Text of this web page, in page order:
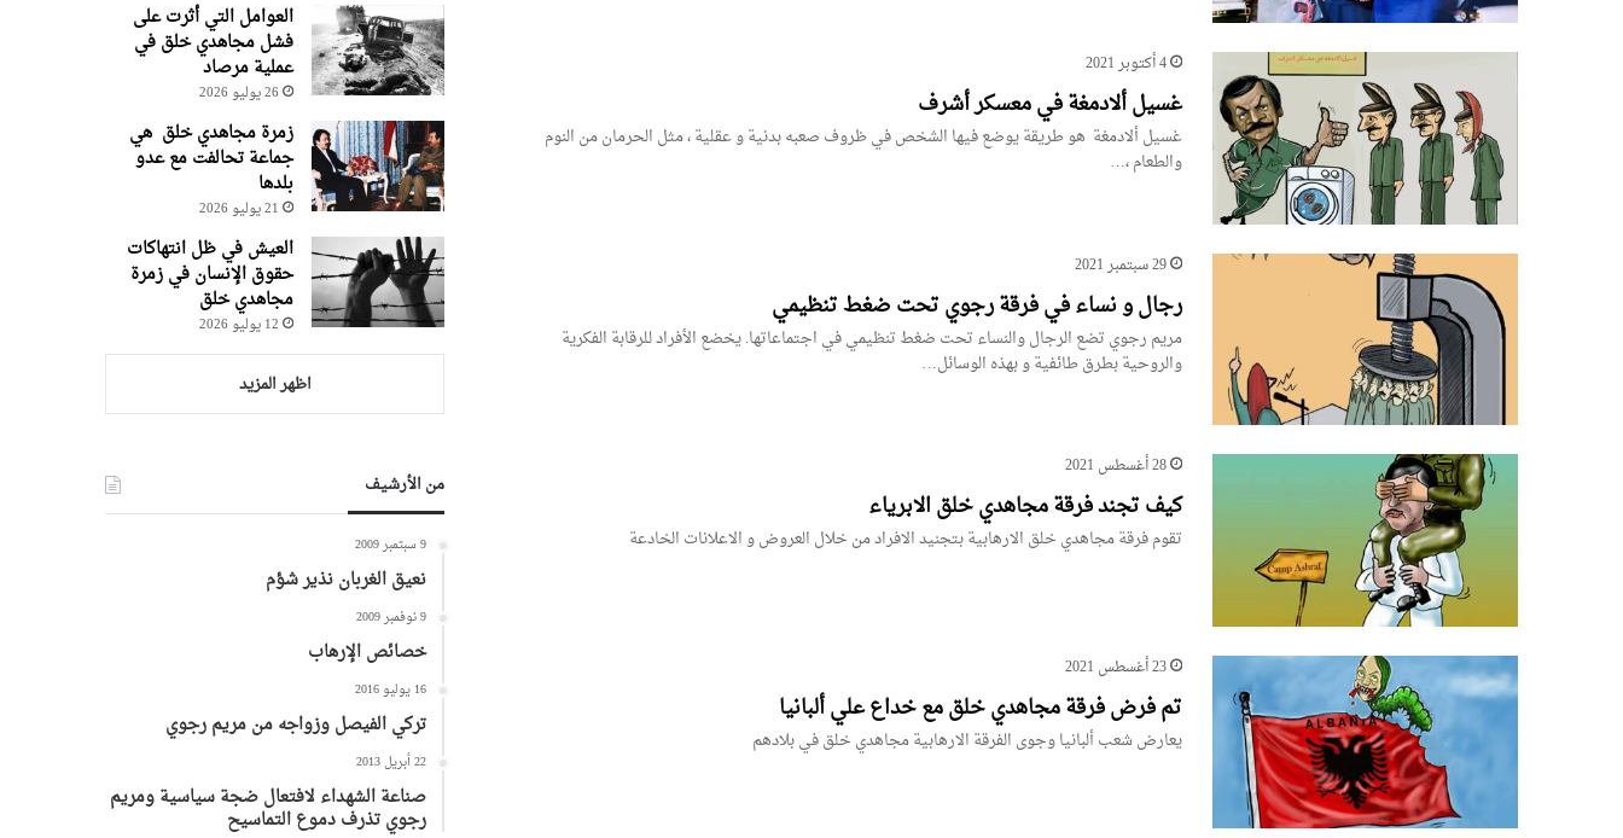
4 أكتوبر 2021
غسيل ألادمغة في معسكر أشرف
غسيل ألادمغة هو طريقة يوضع فيها الشخص في ظروف صعبه بدنية و عقلية ، مثل الحرمان من النوم
والطعام ،…
29 سبتمبر 2021
رجال و نساء في فرقة رجوي تحت ضغط تنظيمي
مريم رجوي تضع الرجال والنساء تحت ضغط تنظيمي في اجتماعاتها. يخضع الأفراد للرقابة الفكرية
والروحية بطرق طائفية و بهذه الوسائل…
28 أغسطس 2021
كيف تجند فرقة مجاهدي خلق الابرياء
تقوم فرقة مجاهدي خلق الارهابية بتجنيد الافراد من خلال العروض و الاعلانات الخادعة
23 أغسطس 2021
تم فرض فرقة مجاهدي خلق مع خداع علي ألبانيا
يعارض شعب ألبانيا وجوى الفرقة الارهابية مجاهدي خلق في بلادهم
العوامل التي أثرت على
فشل مجاهدي خلق في
عملية مرصاد
26 يوليو 2026
زمرة مجاهدي خلق هي
جماعة تحالفت مع عدو
بلدها
21 يوليو 2026
العيش في ظل انتهاكات
حقوق الإنسان في زمرة
مجاهدي خلق
12 يوليو 2026
اظهر المزيد
من الأرشيف
9 سبتمبر 2009
نعيق الغربان نذير شؤم
9 نوفمبر 2009
خصائص الإرهاب
16 يوليو 2016
تركي الفيصل وزواجه من مريم رجوي
22 أبريل 2013
صناعة الشهداء لافتعال ضجة سياسية ومريم
رجوي تذرف دموع التماسيح